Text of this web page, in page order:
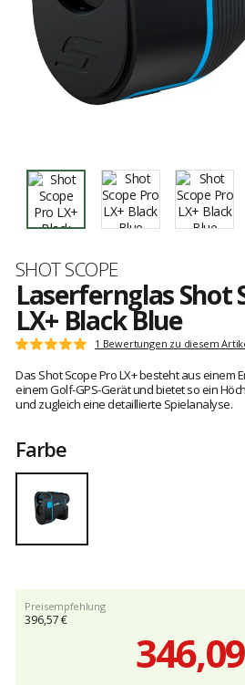
Marke
SHOT SCOPE
Laserfernglas Shot
LX+ Black Blue
Kundenbewertungen
Note:
von
5
1 Bewertungen zu diesem
Das Shot Scope Pro LX+ besteht aus einem
einem Golf-GPS-Gerät und bietet so ein
und zugleich eine detaillierte Spielanalyse.
Farbe
Preisempfehlung
396,57 €